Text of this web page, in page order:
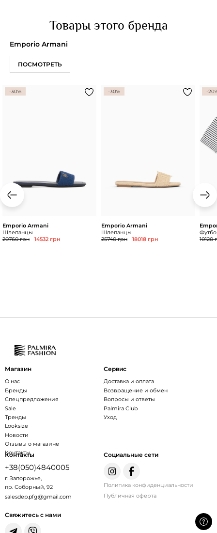
Товары этого бренда
Emporio Armani
ПОСМОТРЕТЬ
-30%
Emporio Armani
Шлепанцы
20760 грн
14532 грн
-30%
Emporio Armani
Шлепанцы
25740 грн
18018 грн
-
10120
Магазин
О нас
Бренды
Спецпредложения
Sale
Тренды
Looksize
Новости
Отзывы о магазине
Контакты
Сервис
Доставка и оплата
Возвращение и обмен
Вопросы и ответы
Palmira Club
Уход
Контакты
+38(050)4840005
г. Запорожье,
пр. Соборный, 92
salesdep.pfg@gmail.com
Свяжитесь с нами
Социальные сети
Политика конфиденциальности
Публичная оферта